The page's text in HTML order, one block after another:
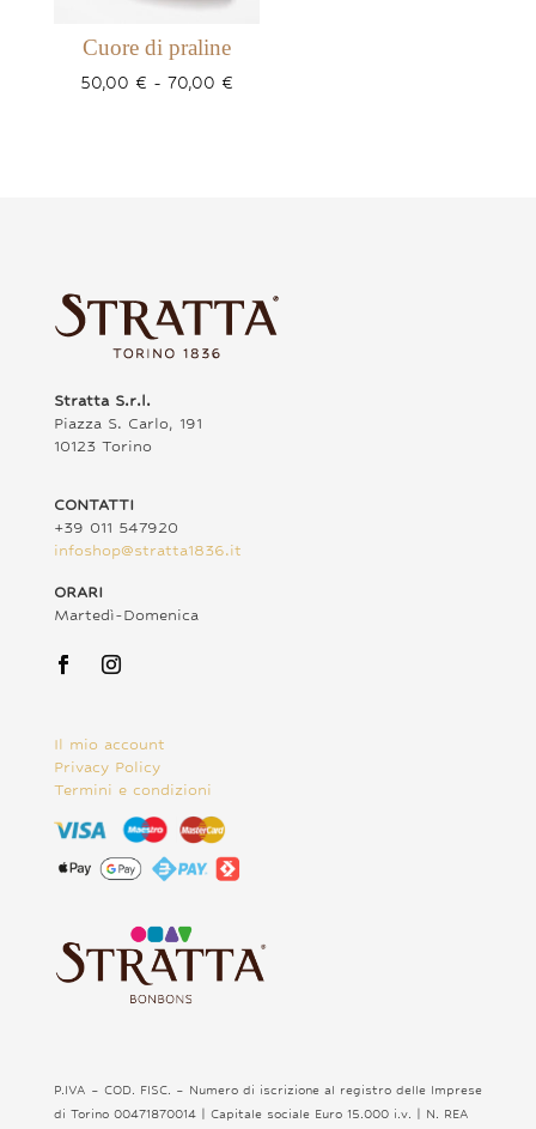
Cuore di praline
50,00 € - 70,00 €Fascia
Stratta S.r.l.
Piazza S. Carlo, 191
10123 Torino
CONTATTI
+39 011 547920
infoshop@stratta1836.it
ORARI
Martedì-Domenica
Il mio account
Privacy Policy
Termini e condizioni
P.IVA – COD. FISC. – Numero di iscrizione al registro delle Imprese
di Torino 00471870014 | Capitale sociale Euro 15.000 i.v. | N. REA